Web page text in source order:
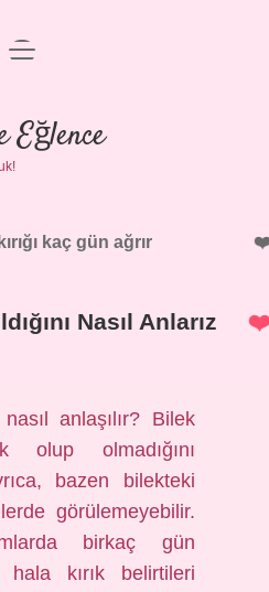
Politikası
Uyarı
menüyü
Eğlence
kaç gün ağrır
Nasıl Anlarız
anlaşılır? Bilek
olup olmadığını
bazen bilekteki
görülemeyebilir.
birkaç gün
kırık belirtileri